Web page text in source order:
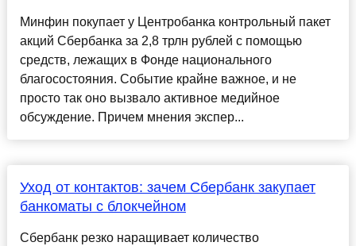
Минфин покупает у Центробанка контрольный пакет
акций Сбербанка за 2,8 трлн рублей с помощью
средств, лежащих в Фонде национального
благосостояния. Событие крайне важное, и не
просто так оно вызвало активное медийное
обсуждение. Причем мнения экспер...
Уход от контактов: зачем Сбербанк закупает
банкоматы с блокчейном
Сбербанк резко наращивает количество